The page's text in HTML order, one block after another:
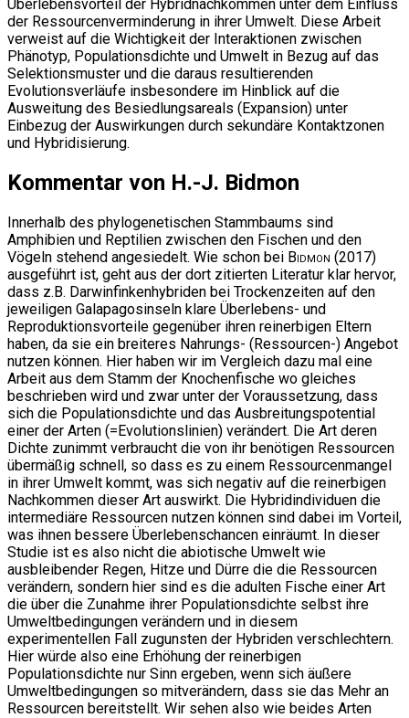
Überlebensvorteil der Hybridnachkommen unter dem Einfluss
der Ressourcenverminderung in ihrer Umwelt. Diese Arbeit
verweist auf die Wichtigkeit der Interaktionen zwischen
Phänotyp, Populationsdichte und Umwelt in Bezug auf das
Selektionsmuster und die daraus resultierenden
Evolutionsverläufe insbesondere im Hinblick auf die
Ausweitung des Besiedlungsareals (Expansion) unter
Einbezug der Auswirkungen durch sekundäre Kontaktzonen
und Hybridisierung.
Kommentar von H.-J. Bidmon
Innerhalb des phylogenetischen Stammbaums sind
Amphibien und Reptilien zwischen den Fischen und den
Vögeln stehend angesiedelt. Wie schon bei Bidmon (2017)
ausgeführt ist, geht aus der dort zitierten Literatur klar hervor,
dass z.B. Darwinfinkenhybriden bei Trockenzeiten auf den
jeweiligen Galapagosinseln klare Überlebens- und
Reproduktionsvorteile gegenüber ihren reinerbigen Eltern
haben, da sie ein breiteres Nahrungs- (Ressourcen-) Angebot
nutzen können. Hier haben wir im Vergleich dazu mal eine
Arbeit aus dem Stamm der Knochenfische wo gleiches
beschrieben wird und zwar unter der Voraussetzung, dass
sich die Populationsdichte und das Ausbreitungspotential
einer der Arten (=Evolutionslinien) verändert. Die Art deren
Dichte zunimmt verbraucht die von ihr benötigen Ressourcen
übermäßig schnell, so dass es zu einem Ressourcenmangel
in ihrer Umwelt kommt, was sich negativ auf die reinerbigen
Nachkommen dieser Art auswirkt. Die Hybridindividuen die
intermediäre Ressourcen nutzen können sind dabei im Vorteil,
was ihnen bessere Überlebenschancen einräumt. In dieser
Studie ist es also nicht die abiotische Umwelt wie
ausbleibender Regen, Hitze und Dürre die die Ressourcen
verändern, sondern hier sind es die adulten Fische einer Art
die über die Zunahme ihrer Populationsdichte selbst ihre
Umweltbedingungen verändern und in diesem
experimentellen Fall zugunsten der Hybriden verschlechtern.
Hier würde also eine Erhöhung der reinerbigen
Populationsdichte nur Sinn ergeben, wenn sich äußere
Umweltbedingungen so mitverändern, dass sie das Mehr an
Ressourcen bereitstellt. Wir sehen also wie beides Arten